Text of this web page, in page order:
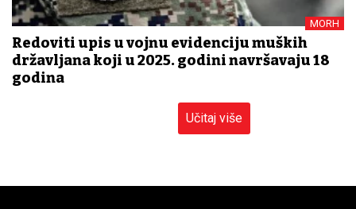
MORH
Redoviti upis u vojnu evidenciju muških
državljana koji u 2025. godini navršavaju 18
godina
Učitaj više